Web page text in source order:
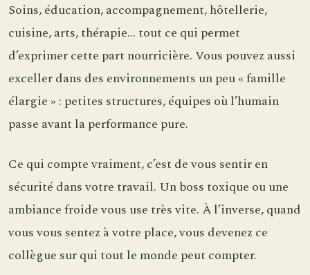
Soins, éducation, accompagnement, hôtellerie,
cuisine, arts, thérapie… tout ce qui permet
d’exprimer cette part nourricière. Vous pouvez aussi
exceller dans des environnements un peu « famille
élargie » : petites structures, équipes où l’humain
passe avant la performance pure.
Ce qui compte vraiment, c’est de vous sentir en
sécurité dans votre travail. Un boss toxique ou une
ambiance froide vous use très vite. À l’inverse, quand
vous vous sentez à votre place, vous devenez ce
collègue sur qui tout le monde peut compter.